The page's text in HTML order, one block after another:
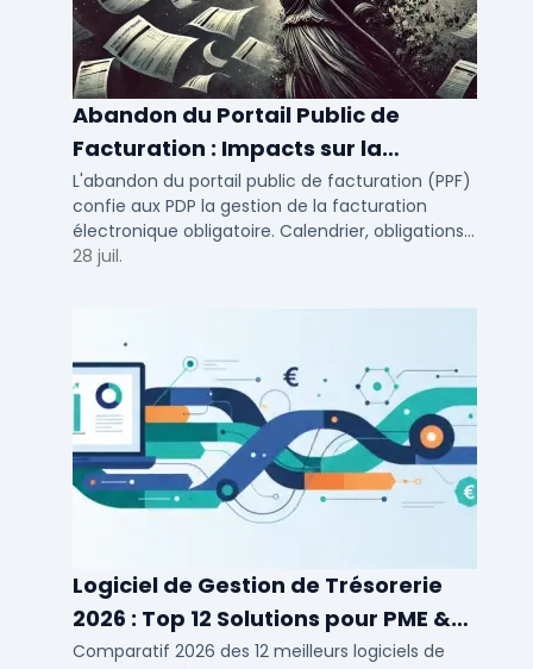
Abandon du Portail Public de
Facturation : Impacts sur la
Facturation Électronique
Obligatoire
L'abandon du portail public de facturation (PPF)
confie aux PDP la gestion de la facturation
électronique obligatoire. Calendrier, obligations
et solutions pour TPE, PME et ETI.
28 juil.
Logiciel de Gestion de Trésorerie
2026 : Top 12 Solutions pour PME &
ETI
Comparatif 2026 des 12 meilleurs logiciels de